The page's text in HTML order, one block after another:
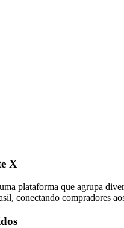
X
plataforma que agrupa
conectando compradores